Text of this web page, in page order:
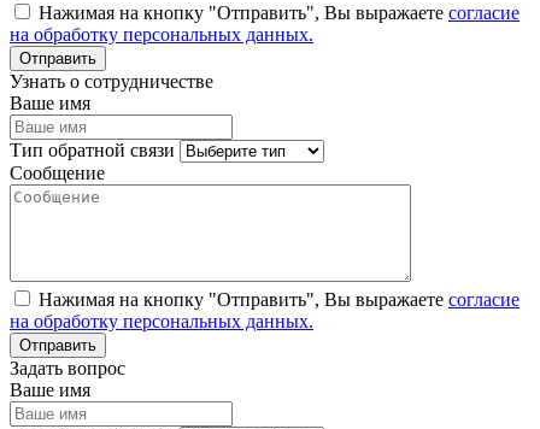
Нажимая на кнопку "Отправить", Вы выражаете согласие
на обработку персональных данных.
Узнать о сотрудничестве
Ваше имя
Тип обратной связи
Сообщение
Нажимая на кнопку "Отправить", Вы выражаете согласие
на обработку персональных данных.
Задать вопрос
Ваше имя